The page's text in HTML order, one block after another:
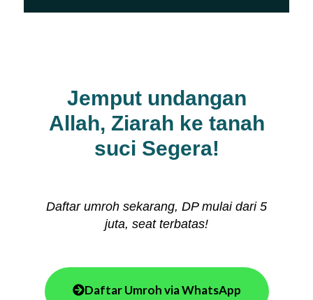
Jemput undangan
Allah, Ziarah ke tanah
suci Segera!
Daftar umroh sekarang, DP mulai dari 5
juta, seat terbatas!
Daftar Umroh via WhatsApp